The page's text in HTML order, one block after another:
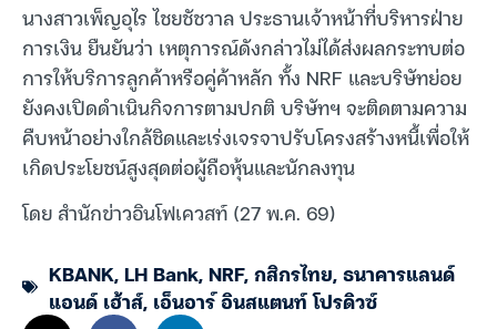
นางสาวเพ็ญอุไร ไชยชัชวาล ประธานเจ้าหน้าที่บริหารฝ่าย
การเงิน ยืนยันว่า เหตุการณ์ดังกล่าวไม่ได้ส่งผลกระทบต่อ
การให้บริการลูกค้าหรือคู่ค้าหลัก ทั้ง NRF และบริษัทย่อย
ยังคงเปิดดำเนินกิจการตามปกติ บริษัทฯ จะติดตามความ
คืบหน้าอย่างใกล้ชิดและเร่งเจรจาปรับโครงสร้างหนี้เพื่อให้
เกิดประโยชน์สูงสุดต่อผู้ถือหุ้นและนักลงทุน
โดย สำนักข่าวอินโฟเควสท์ (27 พ.ค. 69)
KBANK,LH Bank,NRF,กสิกรไทย,ธนาคารแลนด์
แอนด์ เฮ้าส์, เอ็นอาร์ อินสแตนท์ โปรดิวซ์